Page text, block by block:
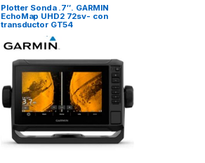
Plotter Sonda .7″. GARMIN
EchoMap UHD2 72sv- con
transductor GT54